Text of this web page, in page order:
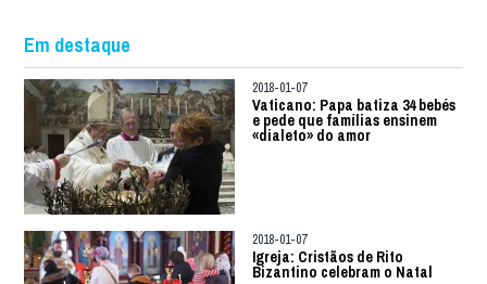
Em destaque
2018-01-07
Vaticano: Papa batiza 34 bebés
e pede que famílias ensinem
«dialeto» do amor
2018-01-07
Igreja: Cristãos de Rito
Bizantino celebram o Natal